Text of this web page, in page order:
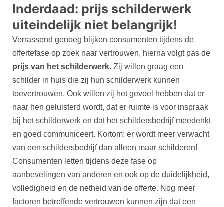
Inderdaad: prijs schilderwerk
uiteindelijk niet belangrijk!
Verrassend genoeg blijken consumenten tijdens de
offertefase op zoek naar vertrouwen, hierna volgt pas de
prijs van het schilderwerk. Zij willen graag een
schilder in huis die zij hun schilderwerk kunnen
toevertrouwen. Ook willen zij het gevoel hebben dat er
naar hen geluisterd wordt, dat er ruimte is voor inspraak
bij het schilderwerk en dat het schildersbedrijf meedenkt
en goed communiceert. Kortom: er wordt meer verwacht
van een schildersbedrijf dan alleen maar schilderen!
Consumenten letten tijdens deze fase op
aanbevelingen van anderen en ook op de duidelijkheid,
volledigheid en de netheid van de offerte. Nog meer
factoren betreffende vertrouwen kunnen zijn dat een